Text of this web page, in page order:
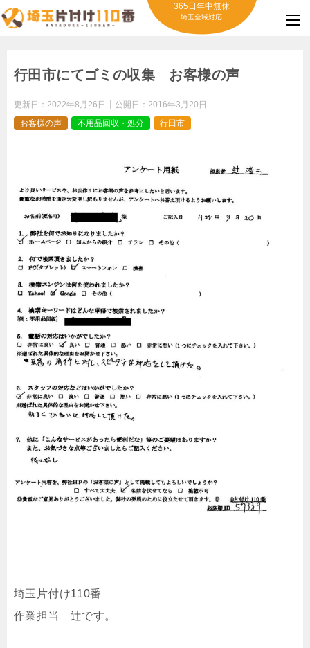
365日年中無休
埼玉全域対応
行田市にてゴミの収集 お客様の声
更新日： 2022年8月26日 公開日： 2016年3月20日
お客様の声
不用品回収・処分 行田市
埼玉片付け110番
作業担当 辻です。